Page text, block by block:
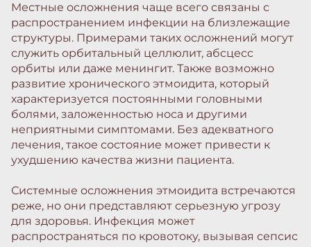
Местные осложнения чаще всего связаны с
распространением инфекции на близлежащие
структуры. Примерами таких осложнений могут
служить орбитальный целлюлит, абсцесс
орбиты или даже менингит. Также возможно
развитие хронического этмоидита, который
характеризуется постоянными головными
болями, заложенностью носа и другими
неприятными симптомами. Без адекватного
лечения, такое состояние может привести к
ухудшению качества жизни пациента.
Системные осложнения этмоидита встречаются
реже, но они представляют серьезную угрозу
для здоровья. Инфекция может
распространяться по кровотоку, вызывая сепсис